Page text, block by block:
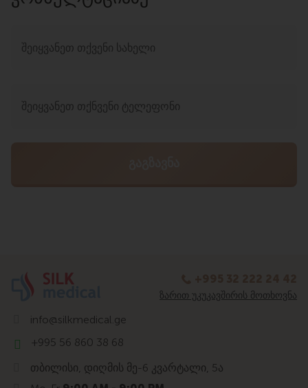
ᲖᲐᲠᲘᲗ ᲣᲙᲣᲙᲐᲕᲨᲘᲠᲘᲡ ᲛᲝᲗᲮᲝᲕᲜᲐ
info@silkmedical.ge
+995 56 860 38 68
თბილისი, დიღმის მე-6 კვარტალი, 5ა